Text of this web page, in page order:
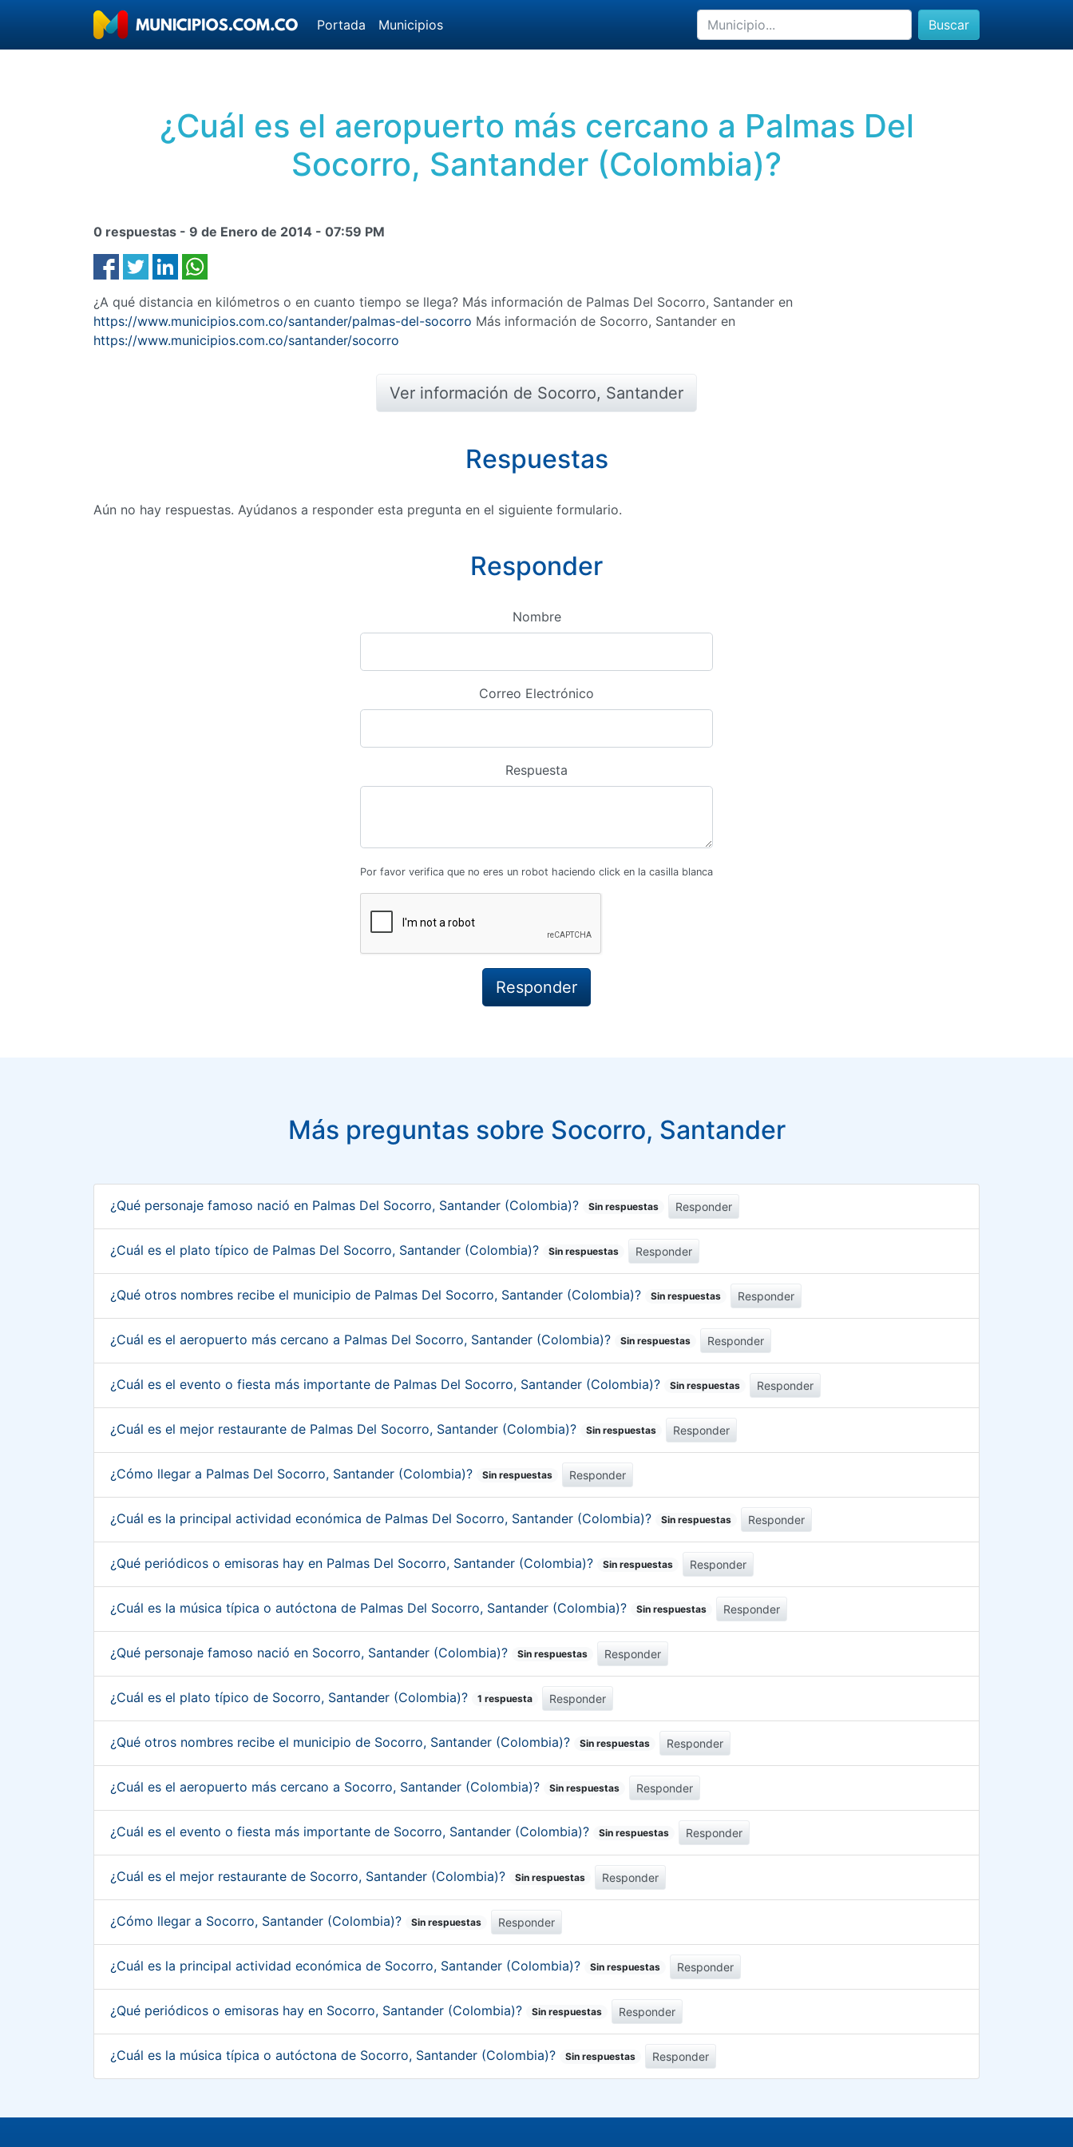
Portada Municipios Buscar
¿Cuál es el aeropuerto más cercano a Palmas Del
Socorro, Santander (Colombia)?
0 respuestas - 9 de Enero de 2014 - 07:59 PM
¿A qué distancia en kilómetros o en cuanto tiempo se llega? Más información de Palmas Del Socorro, Santander en
https://www.municipios.com.co/santander/palmas-del-socorro Más información de Socorro, Santander en
https://www.municipios.com.co/santander/socorro
Ver información de Socorro, Santander
Respuestas
Aún no hay respuestas. Ayúdanos a responder esta pregunta en el siguiente formulario.
Responder
Nombre
Correo Electrónico
Respuesta
Por favor verifica que no eres un robot haciendo click en la casilla blanca
Más preguntas sobre Socorro, Santander
¿Qué personaje famoso nació en Palmas Del Socorro, Santander (Colombia)? Sin respuestas Responder
¿Cuál es el plato típico de Palmas Del Socorro, Santander (Colombia)? Sin respuestas Responder
¿Qué otros nombres recibe el municipio de Palmas Del Socorro, Santander (Colombia)? Sin respuestas Responder
¿Cuál es el aeropuerto más cercano a Palmas Del Socorro, Santander (Colombia)? Sin respuestas Responder
¿Cuál es el evento o fiesta más importante de Palmas Del Socorro, Santander (Colombia)? Sin respuestas Responder
¿Cuál es el mejor restaurante de Palmas Del Socorro, Santander (Colombia)? Sin respuestas Responder
¿Cómo llegar a Palmas Del Socorro, Santander (Colombia)? Sin respuestas Responder
¿Cuál es la principal actividad económica de Palmas Del Socorro, Santander (Colombia)? Sin respuestas Responder
¿Qué periódicos o emisoras hay en Palmas Del Socorro, Santander (Colombia)? Sin respuestas Responder
¿Cuál es la música típica o autóctona de Palmas Del Socorro, Santander (Colombia)? Sin respuestas Responder
¿Qué personaje famoso nació en Socorro, Santander (Colombia)? Sin respuestas Responder
¿Cuál es el plato típico de Socorro, Santander (Colombia)? 1 respuesta Responder
¿Qué otros nombres recibe el municipio de Socorro, Santander (Colombia)? Sin respuestas Responder
¿Cuál es el aeropuerto más cercano a Socorro, Santander (Colombia)? Sin respuestas Responder
¿Cuál es el evento o fiesta más importante de Socorro, Santander (Colombia)? Sin respuestas Responder
¿Cuál es el mejor restaurante de Socorro, Santander (Colombia)? Sin respuestas Responder
¿Cómo llegar a Socorro, Santander (Colombia)? Sin respuestas Responder
¿Cuál es la principal actividad económica de Socorro, Santander (Colombia)? Sin respuestas Responder
¿Qué periódicos o emisoras hay en Socorro, Santander (Colombia)? Sin respuestas Responder
¿Cuál es la música típica o autóctona de Socorro, Santander (Colombia)? Sin respuestas Responder